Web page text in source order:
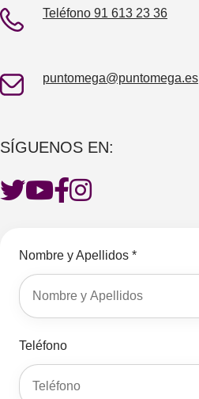
Teléfono 91 613 23 36
puntomega@puntomega.es
SÍGUENOS EN:
Nombre y Apellidos *
Teléfono